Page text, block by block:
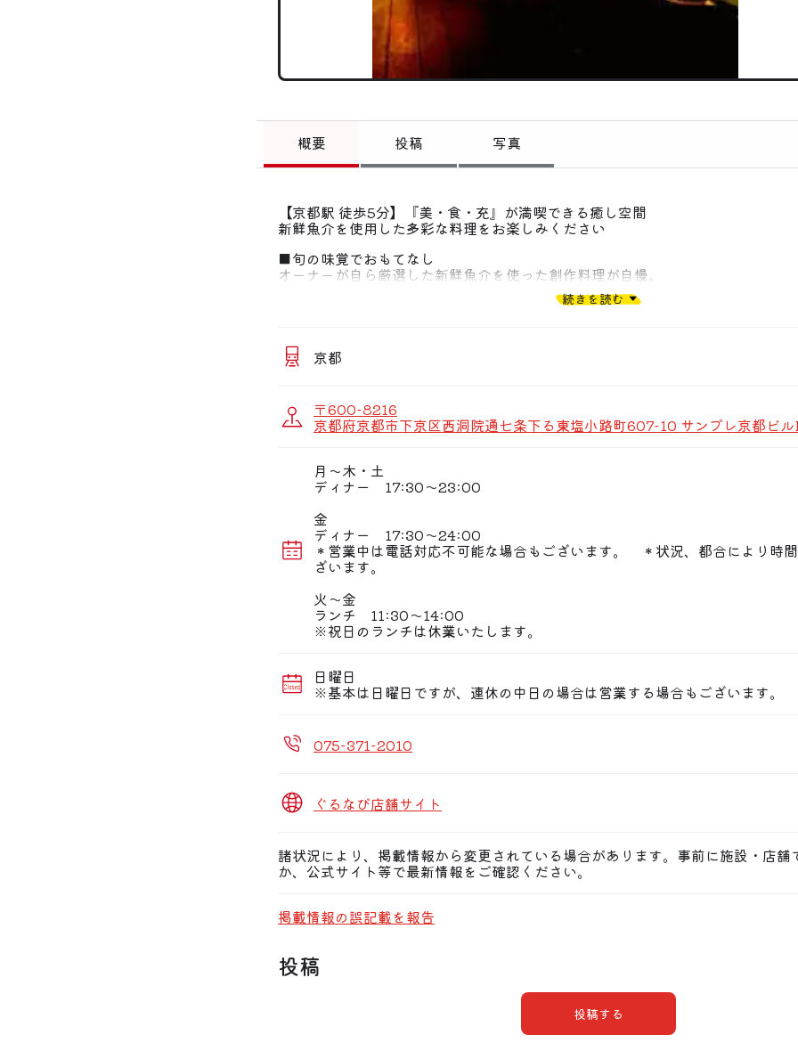
概要 投稿 写真
【京都駅 徒歩5分】『美・食・充』が満喫できる癒し空間
新鮮魚介を使用した多彩な料理をお楽しみください
■旬の味覚でおもてなし
オーナーが自ら厳選した新鮮魚介を使った創作料理が自慢。
四季に合わせて変わる料理で旬の味を心行くまでご堪能ください
他にも4,500円〜会席コースがお楽しみいただけます。
珍しい季節の逸品も楽しめます
季節や料理に合わせて順次仕入れた「日本酒・焼酎・ワイン」も
京都らしい和の趣が落ち着く店内
隠れ家風ロフト席やゆったり寛げる掘りごたつ席も
※混雑時は2時間半でご退席をお願いする場合がございます。
ご協力よろしくお願い申し上げます。
※お席のご要望にはお応えできない場合がございます。
続きを読む
京都
〒600-8216
京都府京都市下京区西洞院通七条下る東塩小路町607-10 サンプレ京都ビル
月〜木・土
ディナー 17:30〜23:00
金
ディナー 17:30〜24:00
＊営業中は電話対応不可能な場合もございます。 ＊状況、都合により時
ざいます。
火〜金
ランチ 11:30〜14:00
※祝日のランチは休業いたします。
日曜日
※基本は日曜日ですが、連休の中日の場合は営業する場合もございます。
075-371-2010
ぐるなび店舗サイト
諸状況により、掲載情報から変更されている場合があります。事前に施設・店舗
か、公式サイト等で最新情報をご確認ください。
掲載情報の誤記載を報告
投稿
投稿する